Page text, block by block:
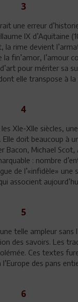
3
une erreur
IX d’Aquitaine
rime devient
fin’amor, l’amour
pour mériter sa
elle transpose à
4
XIe-XIIe siècles,
doit beaucoup à
Michael
: nombre
de l’«infidèle»
associent
5
telle ampleur sans
des savoirs. Les
Ces textes
des pans
6